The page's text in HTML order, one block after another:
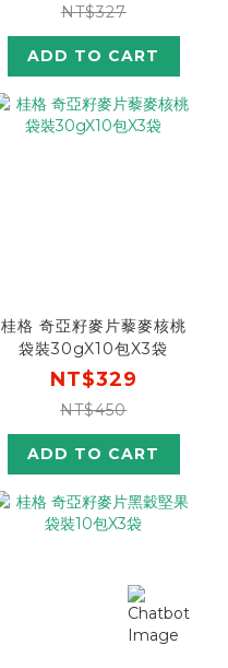
NT$327
ADD TO CART
桂格 奇亞籽麥片藜麥核桃
袋裝30gX10包X3袋
NT$329
NT$450
ADD TO CART